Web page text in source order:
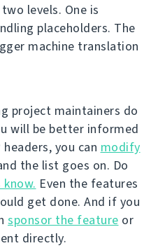
levels. One is
placeholders. The
machine translation
project maintainers do
will be better informed
you can modify
the list goes on. Do
know. Even the features
get done. And if you
sponsor the feature or
directly.